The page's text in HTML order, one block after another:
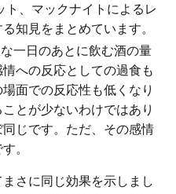
、マックナイトによるレ
知見をまとめています。
一日のあとに飲む酒の量
への反応としての過食も
面での反応性も低くなり
とが少ないわけではあり
じです。ただ、その感情
。
さに同じ効果を示しまし